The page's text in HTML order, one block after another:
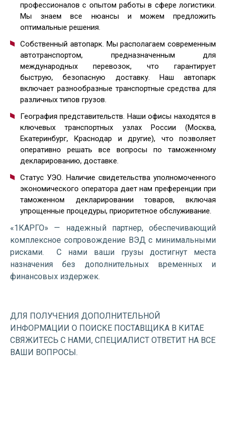
профессионалов с опытом работы в сфере логистики.
Мы знаем все нюансы и можем предложить
оптимальные решения.
Собственный автопарк. Мы располагаем современным
автотранспортом, предназначенным для
международных перевозок, что гарантирует
быструю, безопасную доставку. Наш автопарк
включает разнообразные транспортные средства для
различных типов грузов.
География представительств. Наши офисы находятся в
ключевых транспортных узлах России (Москва,
Екатеринбург, Краснодар и другие), что позволяет
оперативно решать все вопросы по таможенному
декларированию, доставке.
Статус УЭО. Наличие свидетельства уполномоченного
экономического оператора дает нам преференции при
таможенном декларировании товаров, включая
упрощенные процедуры, приоритетное обслуживание.
«1КАРГО» — надежный партнер, обеспечивающий
комплексное сопровождение ВЭД с минимальными
рисками. С нами ваши грузы достигнут места
назначения без дополнительных временных и
финансовых издержек.
ДЛЯ ПОЛУЧЕНИЯ ДОПОЛНИТЕЛЬНОЙ
ИНФОРМАЦИИ О ПОИСКЕ ПОСТАВЩИКА В КИТАЕ
СВЯЖИТЕСЬ С НАМИ, СПЕЦИАЛИСТ ОТВЕТИТ НА ВСЕ
ВАШИ ВОПРОСЫ.